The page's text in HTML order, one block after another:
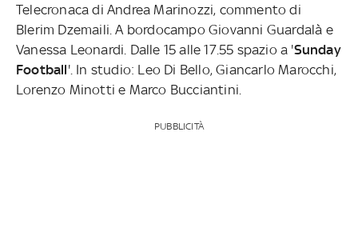
Telecronaca di Andrea Marinozzi, commento di
Blerim Dzemaili. A bordocampo Giovanni Guardalà e
Vanessa Leonardi. Dalle 15 alle 17.55 spazio a 'Sunday
Football'. In studio: Leo Di Bello, Giancarlo Marocchi,
Lorenzo Minotti e Marco Bucciantini.
PUBBLICITÀ